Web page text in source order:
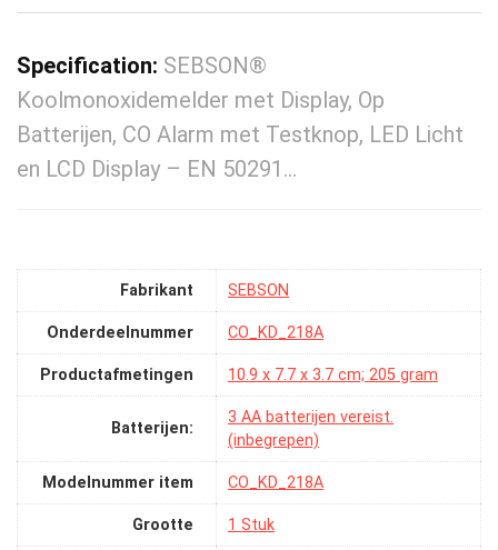
Specification: SEBSON®
Koolmonoxidemelder met Display, Op
Batterijen, CO Alarm met Testknop, LED Licht
en LCD Display – EN 50291…
Fabrikant ‎SEBSON
Onderdeelnummer ‎CO_KD_218A
Productafmetingen ‎10.9 x 7.7 x 3.7 cm; 205 gram
Batterijen:
‎3 AA batterijen vereist.
(inbegrepen)
Modelnummer item ‎CO_KD_218A
Grootte ‎1 Stuk